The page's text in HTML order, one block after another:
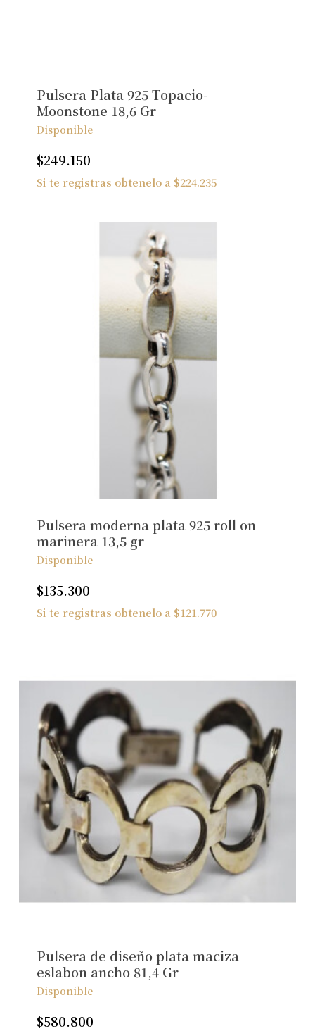
Pulsera Plata 925 Topacio-
Moonstone 18,6 Gr
Disponible
$249.150
Si te registras obtenelo a $224.235
Pulsera moderna plata 925 roll on
marinera 13,5 gr
Disponible
$135.300
Si te registras obtenelo a $121.770
Pulsera de diseño plata maciza
eslabon ancho 81,4 Gr
Disponible
$580.800